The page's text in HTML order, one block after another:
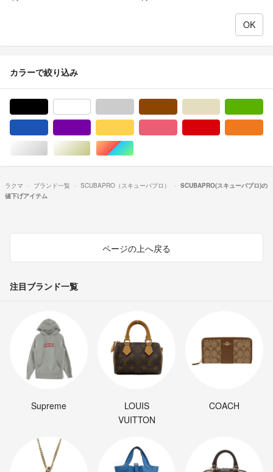
カラーで絞り込み
シルバー/銀色系ゴールド/金色系マルチカラー
ラクマ ブランド一覧 SCUBAPRO（スキューバプロ）
SCUBAPRO(スキューバプロ)の
値下げアイテム
ページの上へ戻る
注目ブランド一覧
Supreme
LOUIS
VUITTON
COACH